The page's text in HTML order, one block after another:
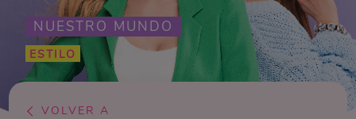
NUESTRO MUNDO
ESTILO
VOLVER A